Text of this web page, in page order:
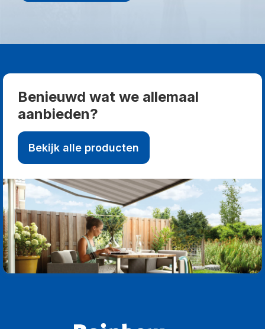
Benieuwd wat we allemaal
aanbieden?
Bekijk alle producten